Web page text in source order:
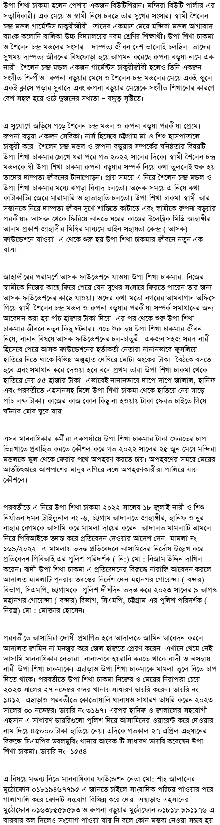
উপা শিখা চাকমা হলেন পেশায় একজন বিউটিশিয়ান। মন্দিরা বিউটি পার্লার এর
সত্বাধিকারী। এক মেয়ে ও স্বামী নিয়ে চলছে তার সুখের সংসার। স্বামী শৈলেন
চন্দ্র মন্ডল গার্মেন্টস চাকুরীজীবী। তাদের একমাত্র মেয়ে মন্দিরা মন্ডল আগ্রাবাদ
ব্যাংক কলোনি বালিকা উচ্চ বিদ্যালয়ের নবম শ্রেণির শিক্ষার্থী। উপা শিখা চাকমা
ও শৈলেন চন্দ্র মন্ডলের সংসার – দাম্পত্য জীবন বেশ ভালোই চলছিল। তাদের
সুখময় দাম্পত্য জীবনের বিষফোড়া হয়ে আগমন করেছে রুপনা বড়ুয়া নামে এক
নারী। শৈলেন চন্দ্র মন্ডল একজন গার্মেন্টস চাকুরীজীবী হলেও তিনি একজন
সংগীত শিল্পীও। রুপনা বড়ুয়ার মেয়ে ও শৈলেন চন্দ্র মন্ডলের মেয়ে একই স্কুলে
একই ক্লাসে পড়ার সুবাদে এবং রুপনা বড়ুয়ার মেয়েকে সংগীত শিখানোর কারণে
বেশ সহজ হয়ে ওঠে দুজনের সখ্যতা – বন্ধুত্ব সৃষ্টিতে।
এ সুযোগে জড়িয়ে পড়ে শৈলেন চন্দ্র মন্ডল ও রুপনা বড়ুয়া পরকীয়া প্রেমে।
রুপনা বড়ুয়া একজন সেবিকা। নার্স হিসেবে চট্টগ্রাম মা ও শিশু হাসপাতালে
চাকুরী করে। শৈলেন চন্দ্র মন্ডল ও রুপনা বড়ুয়ার সম্পর্কের ঘনিষ্ঠতার বিষয়টি
উপা শিখা চাকমার চোখে ধরা পরে গত ২০২২ সালের দিকে। স্বামী শৈলেন চন্দ্র
মন্ডলকে স্ত্রী উপা শিখা চাকমা রুপনা বড়ুয়ার সম্পর্ক নিয়ে কথা তুললেই শুরু হয়
তাদের দাম্পত্য জীবনের টানাপোড়ন। প্রায় সময়ে এ নিয়ে শৈলেন চন্দ্র মন্ডল ও
উপা শিখা চাকমার মধ্যে ঝগড়া বিবাদ চলতো। অনেক সময়ে এ নিয়ে কথা
কাটাকাটির জেরে মারামারি ও হাতাহাতি চলতো। উপা শিখা চাকমা স্বামী আর
সন্তানকে নিয়ে দাম্পত্য জীবন সুখে শান্তিতে কাটাতে এবং স্বামীকে রুপনা বড়ুয়ার
পরকীয়ার আসক্ত থেকে ফিরিয়ে আনতে ঘরের কাজের ইলেক্ট্রিক মিস্ত্রি জাহাঙ্গীর
আলম প্রকাশ জাহাঙ্গীর মিস্ত্রির মাধ্যমে আইন সহায়তা কেন্দ্র ( আসক)
ফাউন্ডেশনে যাওয়া। এ থেকে শুরু হয় উপা শিখা চাকমার জীবনে নতুন এক
যাত্রা।
জাহাঙ্গীরের পরামর্শে আসক ফাউন্ডেশনে যাওয়া উপা শিখা চাকমার। নিজের
স্বামীকে নিজের কাছে ফিরে পেয়ে যেন সুখের সংসারে ফিরতে পারেন তার জন্য
আসক ফাউন্ডেশনের কাছে যাওয়া। ওদের কথা মতো নগরের আমবাগান অফিসে
গিয়ে স্বামী শৈলেন চন্দ্র মন্ডল ও রুপনা বড়ুয়ার পরকীয়া সম্পর্ক সমাধানের জন্য
আবেদন করা হয় পাঁচ হাজার টাকা দিয়ে। এর পর থেকে শুরু উপা শিখা
চাকমার জীবনে নতুন কিছু ঘটনার। এতে শুরু হয় উপা শিখা চাকমার জীবন
নিয়ে, নানান বিষয়ে আসক ফাউন্ডেশনের চল-চাতুরী। একজন সহজ সরল নারী
হিসেবে পেয়ে আসক ফাউন্ডেশনের হর্তাকর্তা নেতারা নানানভাবে ফুসলিয়ে
হাতিয়ে নিতে থাকে বিভিন্ন অজুহাত দেখিয়ে মোটা অংকের টাকা। বৈঠকে বসতে
হবে এবং সমাধান করে দেওয়া হবে বলে প্রথম তারা উপা শিখা চাকমা থেকে
হাতিয়ে নেয় ৫৫ হাজার টাকা। এভাবেই নানানভাবে দাপে দাপে জালাল, হানিফ
এবং পরবর্তীতে এহসানসহ মিলে উপা শিখা চাকমা থেকে হাতিয়ে নেয় সাড়ে
পাঁচ লক্ষ টাকা। কাজের কাজ কোন কিছু না হওয়ায় টাকা ফেরত চাইতে গিয়ে
ঘটনার মোর ঘুরে যায়।
এসব মানবাধিকার কর্মীরা একপর্যায়ে উপা শিখা চাকমার টাকা ফেরতের চাপ
ভিন্নখাতে প্রবাহিত করতে কৌশল করে গত ২০২২ সালের ২৫ জুন মেয়ে মন্দিরা
মন্ডলকে স্কুল থেকে ফেরার পথে অপহরণ করতে চায়। অপহরণের সময়ে মেয়ের
আর্তচিৎকারে আশপাশের মানুষ এগিয়ে এলে অপহরণকারীরা পালিয়ে যায়
কৌশলে।
পরবর্তীতে এ নিয়ে উপা শিখা চাকমা ২০২২ সালের ১৮ জুলাই নারী ও শিশু
নির্যাতন দমন ট্রাইব্যুনাল নং -৬, চট্টগ্রাম আদালতে জাহাঙ্গীর, হানিফ ও নুর
নাহার বেগমকে আসামি করে মামলা দায়ের করেন। আদালত মামলাটি আমলে
নিয়ে পিবিআইকে তদন্ত করে প্রতিবেদন দেওয়ার আদেশ দেন। মামলা নং
১৬৯/২০২২। এ মামলায় তদন্ত প্রতিবেদনে আসামিদের নির্দোষ উল্লেখ করে
প্রতিবেদন পিবিআই এর পুলিশ পরিদর্শক ( নি:) মো : নিজাম উদ্দিন দাখিল
করেন। বাদী উপা শিখা চাকমা এ প্রতিবেদনের বিরুদ্ধে নারাজি আবেদন করলে
আদালত মামলাটি পূনরায় তদন্তের নির্দেশ দেন মহানগর গোয়েন্দা ( বন্দর)
বিভাগ, সিএমপি, চট্টগ্রামকে। পুলিশ দীর্ঘদিন তদন্ত করে ২০২৩ সালের ৯ আগস্ট
মহানগর গোয়েন্দা ( বন্দর) বিভাগ, সিএমপি, চট্টগ্রাম এর পুলিশ পরিদর্শক (
নিরস্ত্র) মো : মোক্তার হোসেন।
পরবর্তীতে আসামিরা দোষী প্রমাণিত হলে আদালতে জামিন আবেদন করলে
আদালত জামিন না মনজুর করে জেল হাজতে প্রেরণ করেন। এখানে থেমে নেই
আসামি মানবাধিকার নেতারা। নানাভাবে হয়রানি করতে থাকে বাদী ও অসহায়
নারী উপা শিখা চাকমাকে। এছাড়াও উপা শিখা চাকমাকে মামলা তুলে নিতে চাপ
দিতে থাকে। পরবর্তীতে উপা শিখা চাকমা নিজের ও মেয়ের নিরাপত্তা চেয়ে
২০২৩ সালের ২৭ নভেম্বর বন্দর থানায় সাধারণ ডায়রি করেন। ডায়রি নং
১৪১২। এছাড়াও পরবর্তীতে কোতোয়ালি থানায়ও সাধারণ ডায়রি করেন ২০২৩
সালের ৩০ নভেম্বর। ডায়রি নং ৩১৬৭। এরপর হানিফ ও জালালের সহযোগী
এহসান এ সাধারণ ডায়রিগুলো পুলিশ দিয়ে আসামিদের ওয়ারেন্ট করে দেওয়ার
নাম দিয়ে ৪৫০০০ টাকা হাতিয়ে নেয়। এদিকে গতকাল ২৭ এপ্রিল এহসানের
বিরুদ্ধে সিএমপির ডবলমুরিং থানায় আরেক টি সাধারণ ডায়রি করেছেন উপা
শিখা চাকমা। ডায়রি নং -১৫৫৪।
এ বিষয়ে মন্তব্য নিতে মানবাধিকার ফাউন্ডেশন নেতা মো: শাহ জালালের
মুঠোফোন ০১৮১৯৪৬৭৭৯৫ এ জানতে চাইলে সাংবাদিক পরিচয় পাওয়ার পরে
গালাগালি করে ফোনটি সংযোগ বিচ্ছিন্ন করে দেয়। এছাড়াও এহসানের
মুঠোফোন ০১৬৩৮৫৫৯৫৯৩ ও রুপনা বড়ুয়ার মুঠোফোন ০১৮১৮ ৯৯১১৭৬ এ
বারবার কল দিলেও সংযোগ পাওয়া যায় নি বলে কোন মন্তব্য নেওয়া সম্ভব হয়